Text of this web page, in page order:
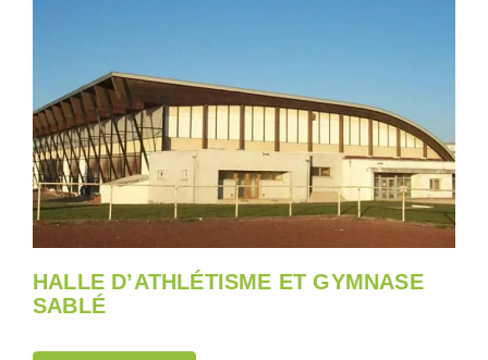
HALLE D’ATHLÉTISME ET GYMNASE
SABLÉ